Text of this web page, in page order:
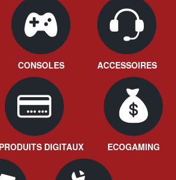
CONSOLES ACCESSOIRES
PRODUITS DIGITAUX ECOGAMING